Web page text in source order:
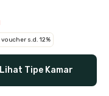
hingga 20.00.
maksimal adalah
voucher s.d. 12%
Lihat Tipe Kamar